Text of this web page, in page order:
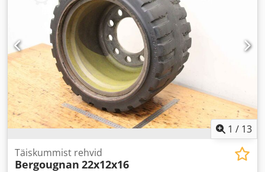
1 / 13
Täiskummist rehvid
Bergougnan 22x12x16